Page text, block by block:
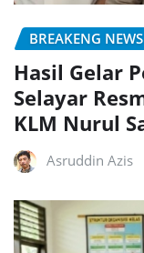
BREAKENG NEWS
Hasil Gelar
Selayar
KLM Nurul
Asruddin Azis